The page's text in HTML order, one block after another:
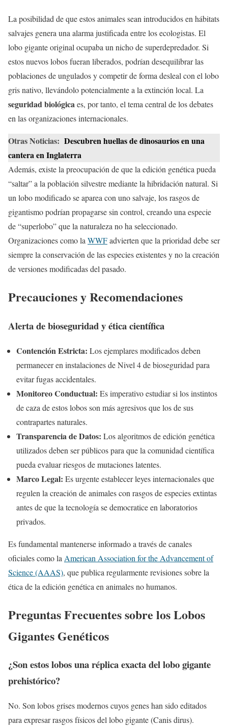
La posibilidad de que estos animales sean introducidos en hábitats
salvajes genera una alarma justificada entre los ecologistas. El
lobo gigante original ocupaba un nicho de superdepredador. Si
estos nuevos lobos fueran liberados, podrían desequilibrar las
poblaciones de ungulados y competir de forma desleal con el lobo
gris nativo, llevándolo potencialmente a la extinción local. La
seguridad biológicaes, por tanto, el tema central de los debates
en las organizaciones internacionales.
Otras Noticias: Descubren huellas de dinosaurios en una
cantera en Inglaterra
Además, existe la preocupación de que la edición genética pueda
“saltar” a la población silvestre mediante la hibridación natural. Si
un lobo modificado se aparea con uno salvaje, los rasgos de
gigantismo podrían propagarse sin control, creando una especie
de “superlobo” que la naturaleza no ha seleccionado.
Organizaciones como la WWFadvierten que la prioridad debe ser
siempre la conservación de las especies existentes y no la creación
de versiones modificadas del pasado.
Precauciones y Recomendaciones
Alerta de bioseguridad y ética científica
Contención Estricta: Los ejemplares modificados deben
permanecer en instalaciones de Nivel 4 de bioseguridad para
evitar fugas accidentales.
Monitoreo Conductual: Es imperativo estudiar si los instintos
de caza de estos lobos son más agresivos que los de sus
contrapartes naturales.
Transparencia de Datos: Los algoritmos de edición genética
utilizados deben ser públicos para que la comunidad científica
pueda evaluar riesgos de mutaciones latentes.
Marco Legal: Es urgente establecer leyes internacionales que
regulen la creación de animales con rasgos de especies extintas
antes de que la tecnología se democratice en laboratorios
privados.
Es fundamental mantenerse informado a través de canales
oficiales como la American Association for the Advancement of
Science (AAAS), que publica regularmente revisiones sobre la
ética de la edición genética en animales no humanos.
Preguntas Frecuentes sobre los Lobos
Gigantes Genéticos
¿Son estos lobos una réplica exacta del lobo gigante
prehistórico?
No. Son lobos grises modernos cuyos genes han sido editados
para expresar rasgos físicos del lobo gigante (Canis dirus).